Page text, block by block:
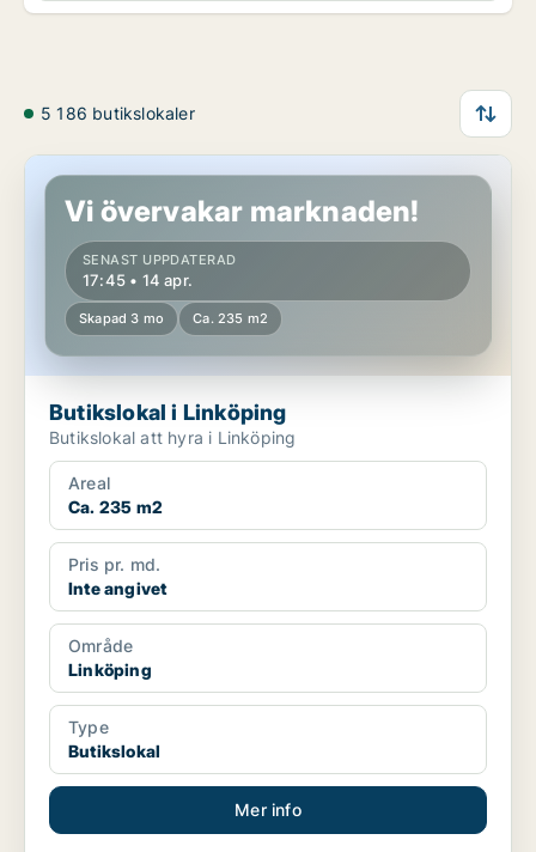
5 186 butikslokaler
Butikslokal i Linköping
Vi övervakar marknaden!
SENAST UPPDATERAD
17:45 • 14 apr.
Skapad 3 mo Ca. 235 m2
Butikslokal i Linköping
Butikslokal att hyra i Linköping
Areal
Ca. 235 m2
Pris pr. md.
Inte angivet
Område
Linköping
Type
Butikslokal
Mer info